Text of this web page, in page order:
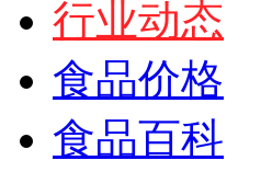
行业动态
食品价格
食品百科